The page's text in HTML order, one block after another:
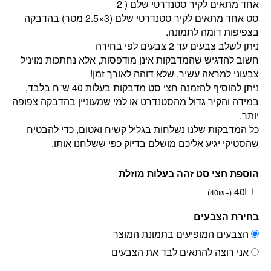
אחד מתאים לקיר סטנדרטי שלם ( 2
סט אחד מתאים לקיר סטנדרטי שלם (3×2.5 מטר) בהדבקה
בצפיפות דומה לתמונה.
ניתן לשלב צבעים עד 2 צבעים לפי בחירה
חשוב להדגיש שהמדבקות אינן מודפסות, אלא נחתכות מויניל
צבעוני למראה עשיר, שלא דוהה לאורך זמן!
ניתן להוסיף להזמנה חצי סט מדבקות בעלות 40 ש”ח בלבד,
במידה והקיר גדול מהסטנדרט או למי שמעוניין בהדבקה צפופה
יותר.
כל המדבקות שלנו נשלחות בגליל קשיח ואטום, כדי להבטיח
שהסטיקי יגיע אליכם מושלם בדיוק כפי ששלחנו אותו.
הוספת חצי סט זהה בעלות מוזלת
40
(
+
₪
40
)
בחירת הצבעים
הצבעים המופיעים בתמונת המוצר
אני רוצה להתאים לבד את הצבעים